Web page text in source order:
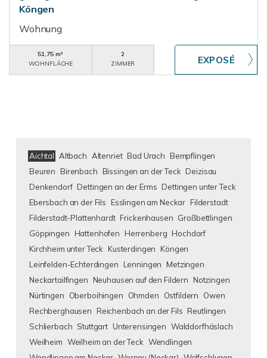
Köngen
Wohnung
51,75 m²
WOHNFLÄCHE
2
ZIMMER
Aichtal Altbach Altenriet Bad Urach
Bempflingen
Beuren
Birenbach Bissingen an der Teck Deizisau
Denkendorf Dettingen an der Erms Dettingen unter Teck
Ebersbach an der Fils
Esslingen am Neckar Filderstadt
Filderstadt-Plattenhardt Frickenhausen Großbettlingen
Göppingen
Hattenhofen Herrenberg Hochdorf
Kirchheim unter Teck
Kusterdingen
Köngen
Leinfelden-Echterdingen
Lenningen
Metzingen
Neckartailfingen
Neuhausen auf den Fildern
Notzingen
Nürtingen
Oberboihingen Ohmden Ostfildern
Owen
Rechberghausen
Reichenbach an der Fils Reutlingen
Schlierbach Stuttgart Unterensingen Walddorfhäslach
Weilheim Weilheim an der Teck Wendlingen